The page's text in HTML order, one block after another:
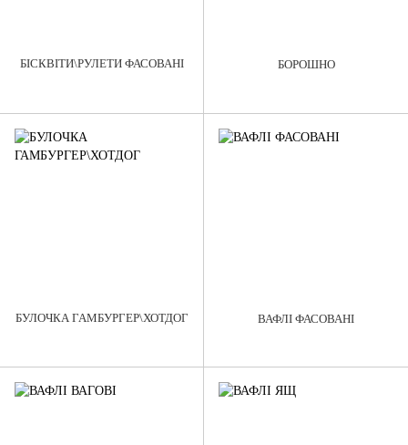
БІСКВІТИ\РУЛЕТИ ФАСОВАНІ БОРОШНО
БУЛОЧКА ГАМБУРГЕР\ХОТДОГ ВАФЛI ФАСОВАНІ